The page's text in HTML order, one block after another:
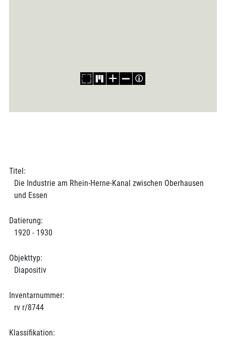
Titel:
Die Industrie am Rhein-Herne-Kanal zwischen Oberhausen
und Essen
Datierung:
1920 - 1930
Objekttyp:
Diapositiv
Inventarnummer:
rv r/8744
Klassifikation: